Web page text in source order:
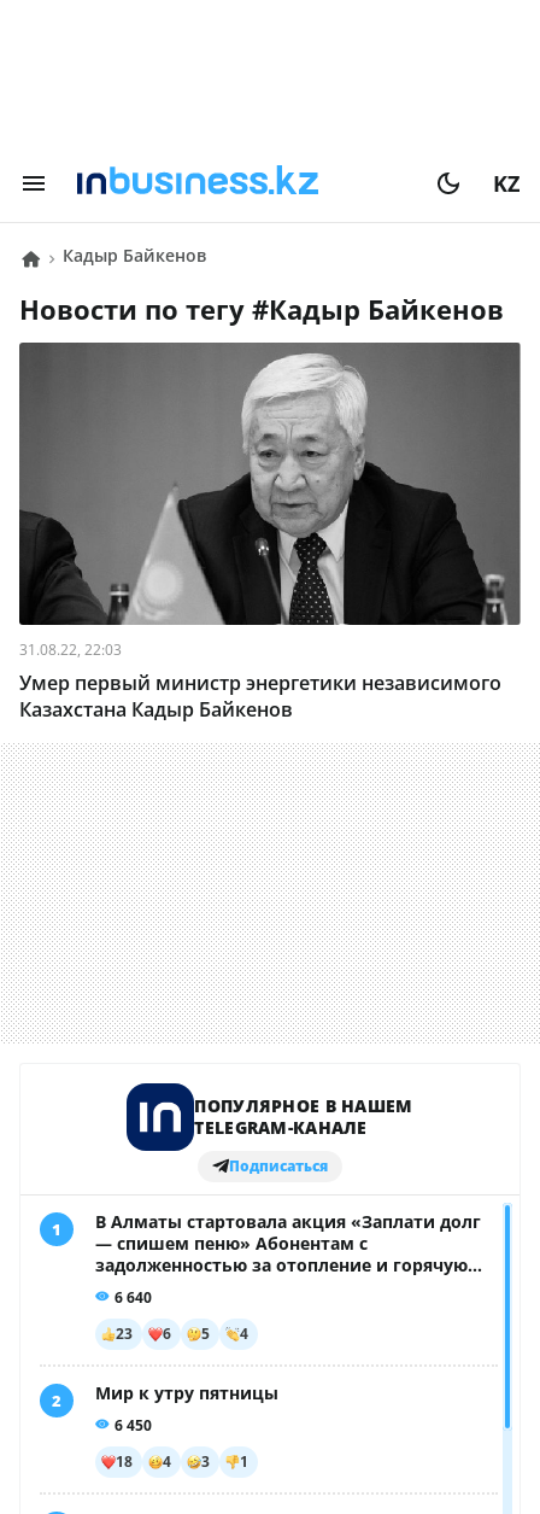
KZ
Кадыр Байкенов
Новости по тегу # Кадыр Байкенов
31.08.22, 22:03
Умер первый министр энергетики независимого
Казахстана Кадыр Байкенов